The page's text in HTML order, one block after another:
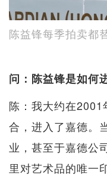
陈益锋每季拍卖都
问：陈益锋是如何
陈：我大约在2001
合，进入了嘉德。
业，甚至于嘉德公
里对艺术品的唯一